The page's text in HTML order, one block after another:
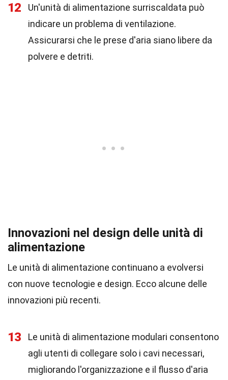
12
Un'unità di alimentazione surriscaldata può
indicare un problema di ventilazione.
Assicurarsi che le prese d'aria siano libere da
polvere e detriti.
Innovazioni nel design delle unità di
alimentazione
Le unità di alimentazione continuano a evolversi
con nuove tecnologie e design. Ecco alcune delle
innovazioni più recenti.
13
Le unità di alimentazione modulari consentono
agli utenti di collegare solo i cavi necessari,
migliorando l'organizzazione e il flusso d'aria